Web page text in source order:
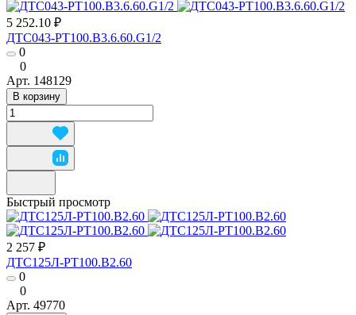
5 252.10 ₽
ДТС043-РТ100.В3.6.60.G1/2
0
0
Арт. 148129
В корзину
Быстрый просмотр
2 257 ₽
ДТС125Л-РТ100.В2.60
0
0
Арт. 49770